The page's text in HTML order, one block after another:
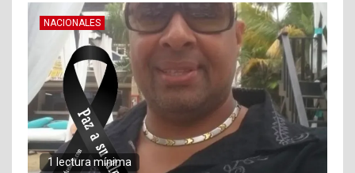
NACIONALES
1 lectura mínima